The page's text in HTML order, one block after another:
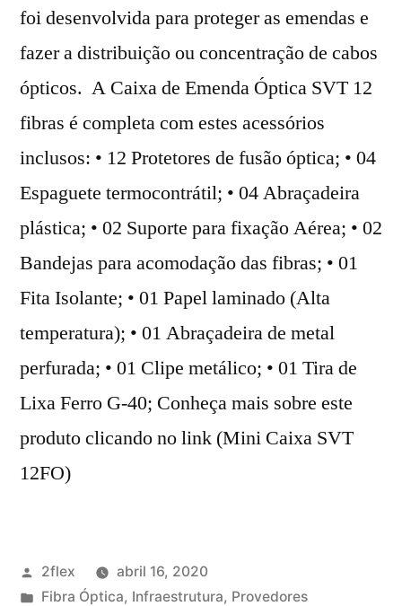
foi desenvolvida para proteger as emendas e
fazer a distribuição ou concentração de cabos
ópticos. A Caixa de Emenda Óptica SVT 12
fibras é completa com estes acessórios
inclusos: • 12 Protetores de fusão óptica; • 04
Espaguete termocontrátil; • 04 Abraçadeira
plástica; • 02 Suporte para fixação Aérea; • 02
Bandejas para acomodação das fibras; • 01
Fita Isolante; • 01 Papel laminado (Alta
temperatura); • 01 Abraçadeira de metal
perfurada; • 01 Clipe metálico; • 01 Tira de
Lixa Ferro G-40; Conheça mais sobre este
produto clicando no link (Mini Caixa SVT
12FO)
2flex
abril 16, 2020
Fibra Óptica, Infraestrutura, Provedores